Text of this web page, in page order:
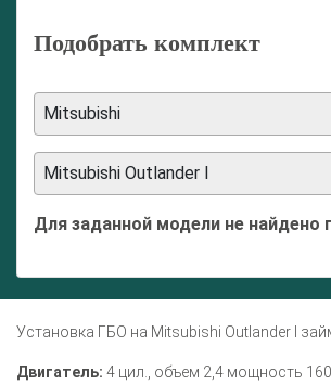
Подобрать комплект
Mitsubishi
Mitsubishi Outlander I
Для заданной модели не найдено
Установка ГБО на Mitsubishi Outlander I
Двигатель: 4 цил., объем 2,4 мощность